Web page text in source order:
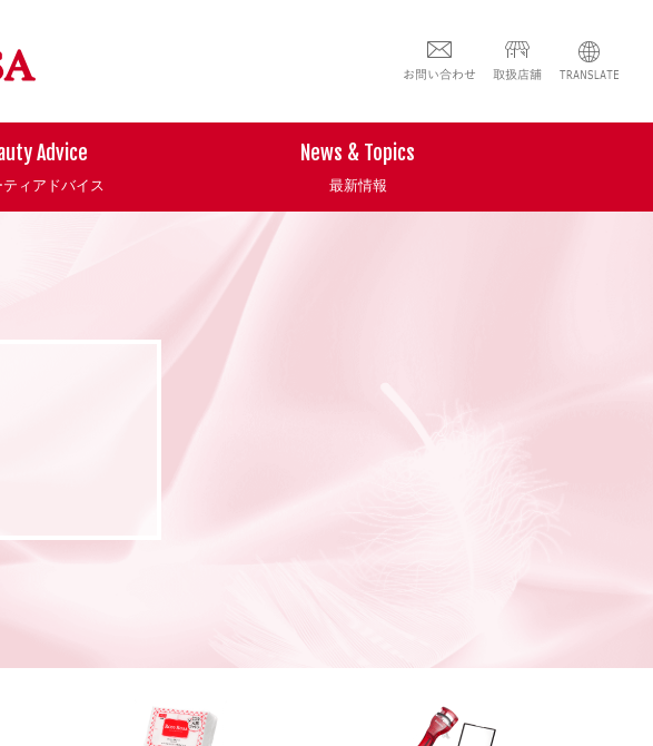
Advice
ティアドバイス
News & Topics
最新情報